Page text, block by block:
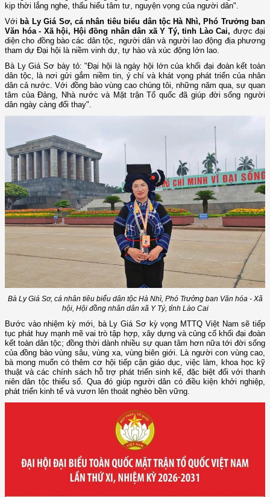
kịp thời lắng nghe, thấu hiểu tâm tư, nguyện vọng của người dân".
Với bà Ly Giá Sơ, cá nhân tiêu biểu dân tộc Hà Nhì, Phó Trưởng ban
Văn hóa - Xã hội, Hội đồng nhân dân xã Y Tý, tỉnh Lào Cai, được đại
diện cho đồng bào các dân tộc, người dân và người lao động địa phương
tham dự Đại hội là niềm vinh dự, tự hào và xúc động lớn lao.
Bà Ly Giá Sơ bày tỏ: "Đại hội là ngày hội lớn của khối đại đoàn kết toàn
dân tộc, là nơi gửi gắm niềm tin, ý chí và khát vọng phát triển của nhân
dân cả nước. Với đồng bào vùng cao chúng tôi, những năm qua, sự quan
tâm của Đảng, Nhà nước và Mặt trận Tổ quốc đã giúp đời sống người
dân ngày càng đổi thay".
Bà Ly Giá Sơ, cá nhân tiêu biểu dân tộc Hà Nhì, Phó Trưởng ban Văn hóa - Xã
hội, Hội đồng nhân dân xã Y Tý, tỉnh Lào Cai
Bước vào nhiệm kỳ mới, bà Ly Giá Sơ kỳ vọng MTTQ Việt Nam sẽ tiếp
tục phát huy mạnh mẽ vai trò tập hợp, xây dựng và củng cố khối đại đoàn
kết toàn dân tộc; đồng thời dành nhiều sự quan tâm hơn nữa tới đời sống
của đồng bào vùng sâu, vùng xa, vùng biên giới. Là người con vùng cao,
bà mong muốn có thêm cơ hội tiếp cận giáo dục, việc làm, khoa học kỹ
thuật và các chính sách hỗ trợ phát triển sinh kế, đặc biệt đối với thanh
niên dân tộc thiểu số. Qua đó giúp người dân có điều kiện khởi nghiệp,
phát triển kinh tế và vươn lên thoát nghèo bền vững.